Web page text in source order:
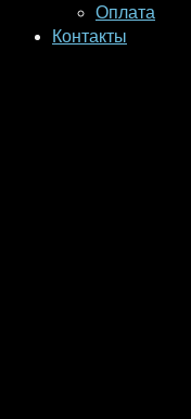
Оплата
Контакты